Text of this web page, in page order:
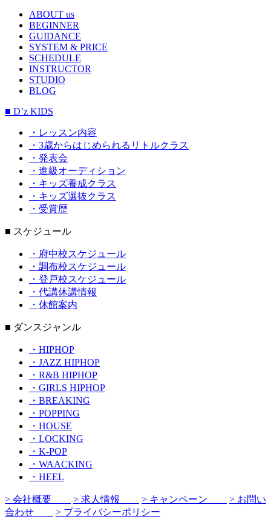
ABOUT us
BEGINNER
GUIDANCE
SYSTEM & PRICE
SCHEDULE
INSTRUCTOR
STUDIO
BLOG
■ D’z KIDS
・レッスン内容
・3歳からはじめられるリトルクラス
・発表会
・進級オーディション
・キッズ養成クラス
・キッズ選抜クラス
・受賞歴
■ スケジュール
・府中校スケジュール
・調布校スケジュール
・登戸校スケジュール
・代講休講情報
・休館案内
■ ダンスジャンル
・HIPHOP
・JAZZ HIPHOP
・R&B HIPHOP
・GIRLS HIPHOP
・BREAKING
・POPPING
・HOUSE
・LOCKING
・K-POP
・WAACKING
・HEEL
> 会社概要 > 求人情報 > キャンペーン
> お問い
合わせ
> プライバシーポリシー